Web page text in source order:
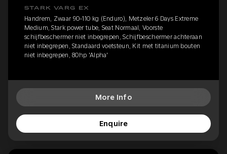
STARK VARG EX
Handrem, Zwaar 90-110 kg (Enduro), Metzeler 6 Days Extreme
Medium, Stark power tube, Seat Normaal, Voorste
schijfbeschermer niet inbegrepen, Schijfbeschermer achteraan
niet inbegrepen, Standaard voetsteun, Kit met titanium bouten
niet inbegrepen, 80hp 'Alpha'
More Info
Enquire